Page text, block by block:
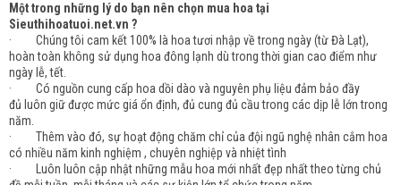
Một trong những lý do bạn nên chọn mua hoa tại
Sieuthihoatuoi.net.vn ?
· Chúng tôi cam kết 100% là hoa tươi nhập về trong ngày (từ Đà Lạt),
hoàn toàn không sử dụng hoa đông lạnh dù trong thời gian cao điểm như
ngày lễ, tết.
· Có nguồn cung cấp hoa dồi dào và nguyên phụ liệu đảm bảo đầy
đủ luôn giữ được mức giá ổn định, đủ cung đủ cầu trong các dịp lễ lớn trong
năm.
· Thêm vào đó, sự hoạt động chăm chỉ của đội ngũ nghệ nhân cắm hoa
có nhiều năm kinh nghiệm , chuyên nghiệp và nhiệt tình
· Luôn luôn cập nhật những mẫu hoa mới nhất đẹp nhất theo từng chủ